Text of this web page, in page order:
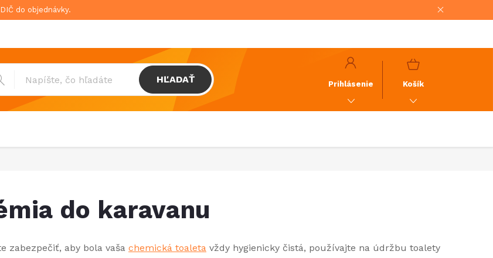
do objednávky.
HĽADAŤ Prihlásenie
NÁKUPNÝ
Košík
do karavanu
zabezpečiť, aby bola vaša chemická toaleta vždy hygienicky čistá, používajte na údržbu toalety